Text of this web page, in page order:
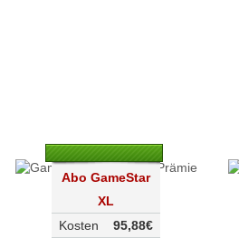
Abo GameStar
XL
95,88€
Kosten